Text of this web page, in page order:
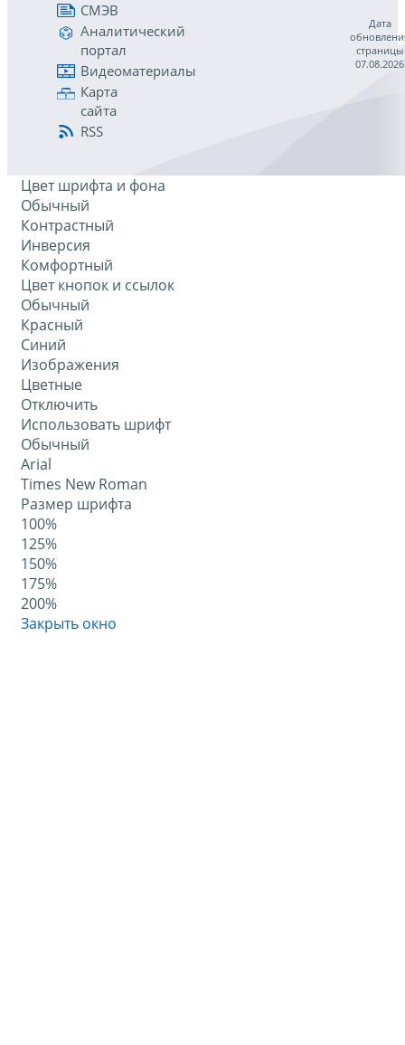
СМЭВ
Аналитический
портал
Видеоматериалы
Карта
сайта
RSS
Дата
страницы
07.08.2026
Цвет шрифта и фона
Обычный
Контрастный
Инверсия
Комфортный
Цвет кнопок и ссылок
Обычный
Красный
Синий
Изображения
Цветные
Отключить
Использовать шрифт
Обычный
Arial
Times New Roman
Размер шрифта
100%
125%
150%
175%
200%
Закрыть окно